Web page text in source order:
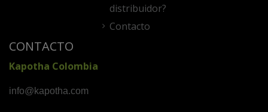
distribuidor?
Contacto
CONTACTO
Kapotha Colombia
info@kapotha.com